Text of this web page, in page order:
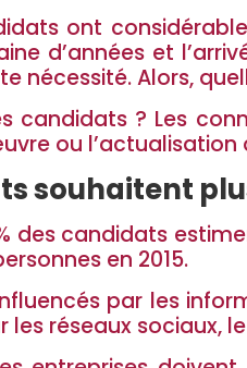
ont
d’années et
nécessité. Alors,
candidats ? Les
ou l’actualisation
souhaitent
des candidats
en 2015.
par les
réseaux sociaux,